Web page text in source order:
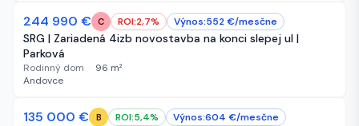
34 dní
244 990 € C ROI:2,7% Výnos:552€/mesčne
SRG | Zariadená 4izb novostavba na konci slepej ul |
Parková
Rodinný dom · 96 m²
Andovce
45 dní
135 000 € B ROI:5,4% Výnos:604 €/mesčne